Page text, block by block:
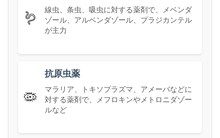
🪱
線虫、条虫、吸虫に対する薬剤で、メベンダ
ゾール、アルベンダゾール、プラジカンテル
が主力
🦠
抗原虫薬
マラリア、トキソプラズマ、アメーバなどに
対する薬剤で、メフロキンやメトロニダゾー
ルなど